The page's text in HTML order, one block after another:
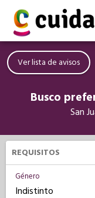
Ver lista de avisos
Busco
San
REQUISITOS
Género
Indistinto